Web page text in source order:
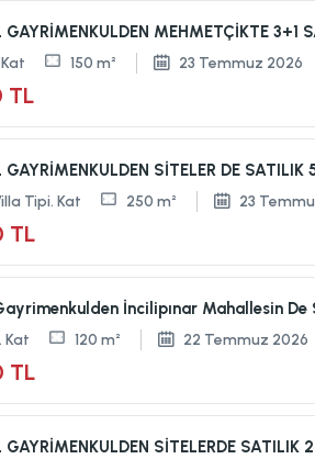
GAYRİMENKULDEN MEHMETÇİKTE 3+1
Kat 150 m² 23 Temmuz 2026
TL
GAYRİMENKULDEN SİTELER DE SATILIK
Tipi. Kat 250 m² 23
TL
İncilipınar Mahallesin De
Kat 120 m² 22 Temmuz 2026
TL
ENDER UYSAL GAYRİMENKULDEN